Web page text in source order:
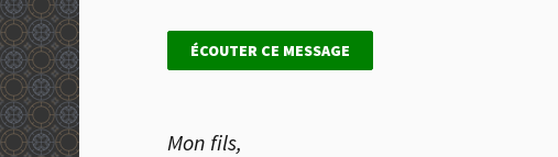
ÉCOUTER CE MESSAGE
Mon fils,